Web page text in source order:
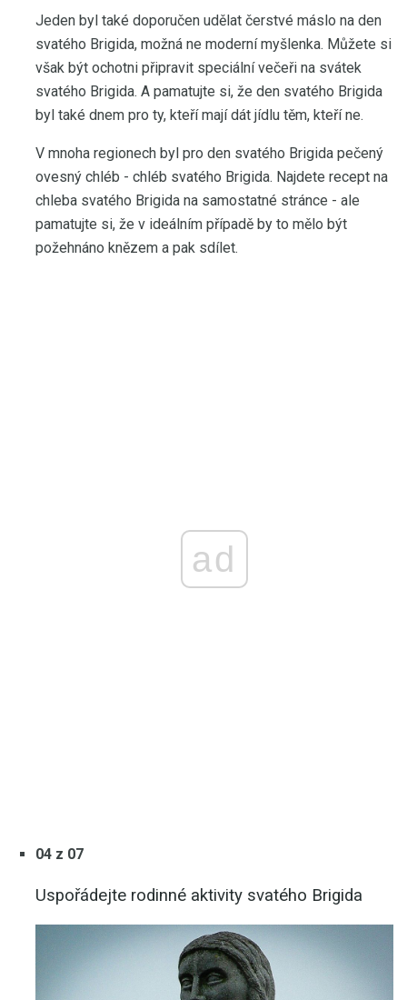
Jeden byl také doporučen udělat čerstvé máslo na den
svatého Brigida, možná ne moderní myšlenka. Můžete si
však být ochotni připravit speciální večeři na svátek
svatého Brigida. A pamatujte si, že den svatého Brigida
byl také dnem pro ty, kteří mají dát jídlu těm, kteří ne.
V mnoha regionech byl pro den svatého Brigida pečený
ovesný chléb - chléb svatého Brigida. Najdete recept na
chleba svatého Brigida na samostatné stránce - ale
pamatujte si, že v ideálním případě by to mělo být
požehnáno knězem a pak sdílet.
ad
04 z 07
Uspořádejte rodinné aktivity svatého Brigida